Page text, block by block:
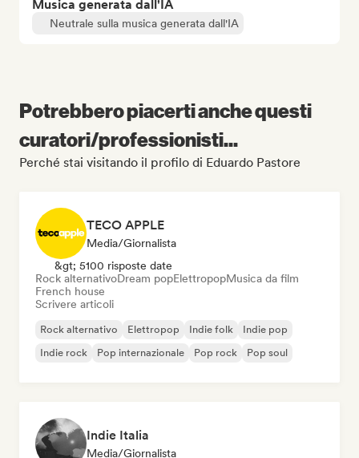
Musica generata dall'IA
Neutrale sulla musica generata dall'IA
Potrebbero piacerti anche questi
curatori/professionisti...
Perché stai visitando il profilo di Eduardo Pastore
TECO APPLE
Media/Giornalista
&gt; 5100 risposte date
Rock alternativoDream popElettropopMusica da film
French house
Scrivere articoli
Rock alternativo Elettropop Indie folk
Indie pop
Indie rock
Pop internazionale Pop rock Pop soul
Indie Italia
Media/Giornalista